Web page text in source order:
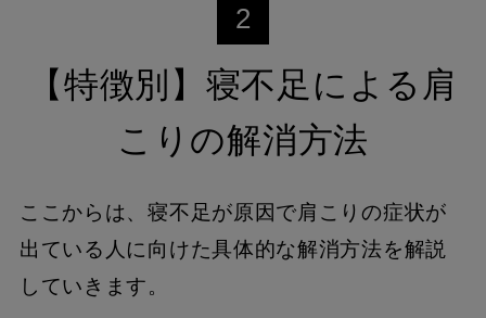
2
【特徴別】寝不足による肩
こりの解消方法
ここからは、寝不足が原因で肩こりの症状が
出ている人に向けた具体的な解消方法を解説
していきます。